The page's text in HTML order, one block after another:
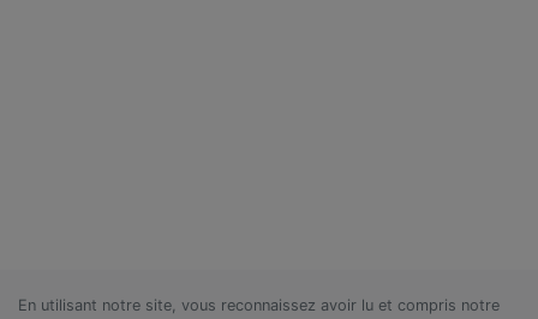
En utilisant notre site, vous reconnaissez avoir lu et compris notre